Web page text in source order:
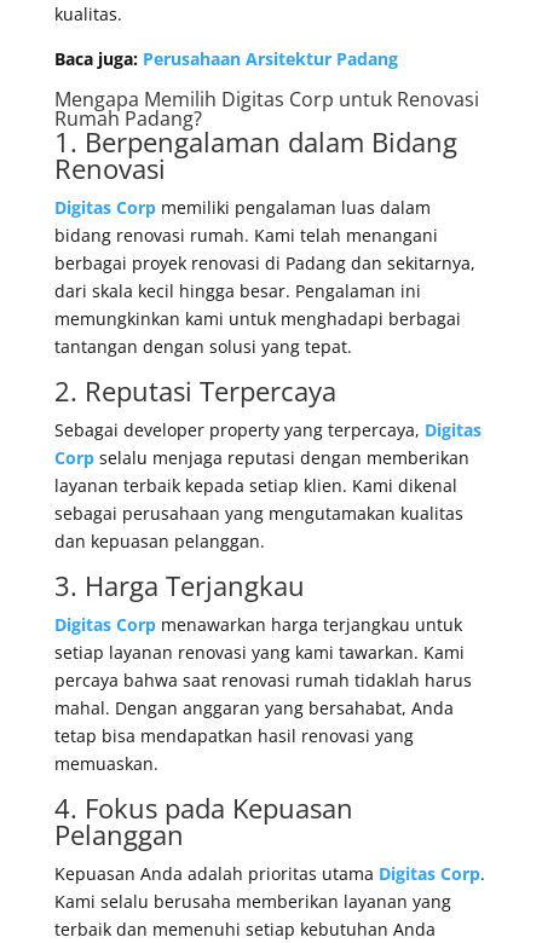
kualitas.
Baca juga: Perusahaan Arsitektur Padang
Mengapa Memilih Digitas Corp untuk Renovasi
Rumah Padang?
1. Berpengalaman dalam Bidang
Renovasi
Digitas Corpmemiliki pengalaman luas dalam
bidang renovasi rumah. Kami telah menangani
berbagai proyek renovasi di Padang dan sekitarnya,
dari skala kecil hingga besar. Pengalaman ini
memungkinkan kami untuk menghadapi berbagai
tantangan dengan solusi yang tepat.
2. Reputasi Terpercaya
Sebagai developer property yang terpercaya, Digitas
Corpselalu menjaga reputasi dengan memberikan
layanan terbaik kepada setiap klien. Kami dikenal
sebagai perusahaan yang mengutamakan kualitas
dan kepuasan pelanggan.
3. Harga Terjangkau
Digitas Corpmenawarkan harga terjangkau untuk
setiap layanan renovasi yang kami tawarkan. Kami
percaya bahwa saat renovasi rumah tidaklah harus
mahal. Dengan anggaran yang bersahabat, Anda
tetap bisa mendapatkan hasil renovasi yang
memuaskan.
4. Fokus pada Kepuasan
Pelanggan
Kepuasan Anda adalah prioritas utama Digitas Corp.
Kami selalu berusaha memberikan layanan yang
terbaik dan memenuhi setiap kebutuhan Anda